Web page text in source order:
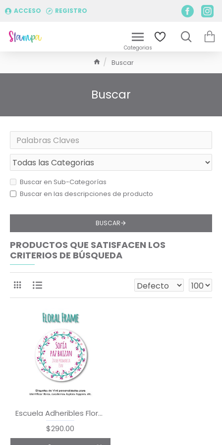
ACCESO REGISTRO
Buscar
Buscar
Buscar en Sub-Categorías
Buscar en las descripciones de producto
BUSCAR
PRODUCTOS QUE SATISFACEN LOS
CRITERIOS DE BÚSQUEDA
Escuela Adheribles Floral Fame
$290.00